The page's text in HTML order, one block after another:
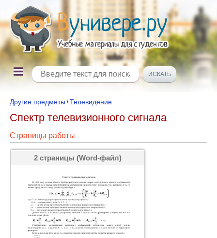
Другие предметы \Телевидение
Спектр телевизионного сигнала
Страницы работы
2 страницы (Word-файл)